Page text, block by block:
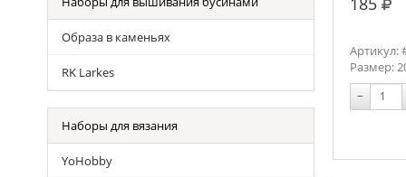
Образа в каменьях
RK Larkes
Наборы для вязания
YoHobby
Артикул:
Размер:
−